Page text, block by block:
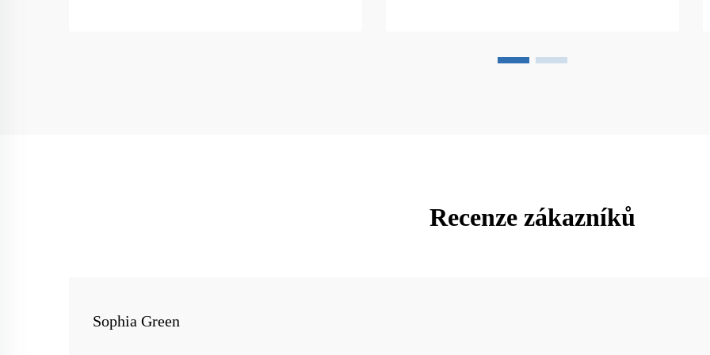
Recenze zákazníků
Sophia Green